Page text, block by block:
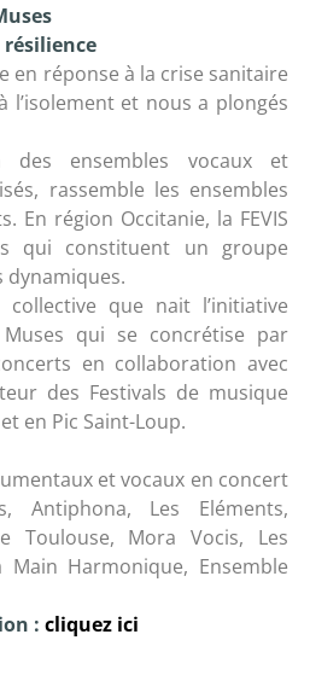
en réponse à la crise sanitaire
et nous a plongés
des ensembles vocaux et
rassemble les ensembles
En région Occitanie, la FEVIS
qui constituent un groupe
dynamiques.
que nait l’initiative
Muses qui se concrétise par
en collaboration avec
des Festivals de musique
en Pic Saint-Loup.
et vocaux en concert
Antiphona, Les Eléments,
Toulouse, Mora Vocis, Les
Main Harmonique, Ensemble
: cliquez ici